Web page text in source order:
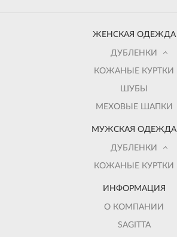
ЖЕНСКАЯ ОДЕЖДА
ДУБЛЕНКИ
КОЖАНЫЕ КУРТКИ
ШУБЫ
МЕХОВЫЕ ШАПКИ
МУЖСКАЯ ОДЕЖДА
ДУБЛЕНКИ
КОЖАНЫЕ КУРТКИ
ИНФОРМАЦИЯ
О КОМПАНИИ
SAGITTA